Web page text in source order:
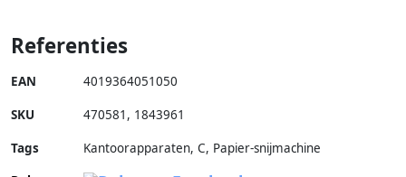
Referenties
EAN 4019364051050
SKU 470581 , 1843961
Tags
Kantoorapparaten, C, Papier-snijmachine